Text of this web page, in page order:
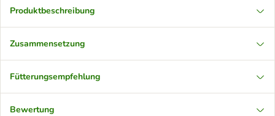
Produktbeschreibung
Zusammensetzung
Fütterungsempfehlung
Bewertung